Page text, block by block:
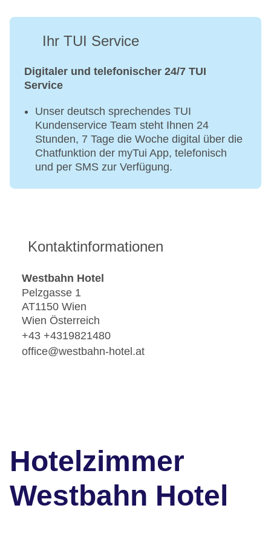
Ihr TUI Service
Digitaler und telefonischer 24/7 TUI
Service
Unser deutsch sprechendes TUI
Kundenservice Team steht Ihnen 24
Stunden, 7 Tage die Woche digital über die
Chatfunktion der myTui App, telefonisch
und per SMS zur Verfügung.
Kontaktinformationen
Westbahn Hotel
Pelzgasse 1
AT1150 Wien
Wien Österreich
+43 +4319821480
office@westbahn-hotel.at
Hotelzimmer
Westbahn Hotel